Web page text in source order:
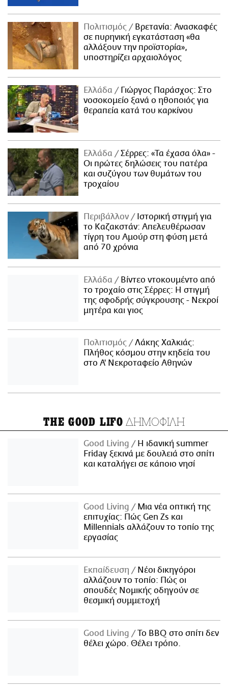
Πολιτισμός
Βρετανία: Ανασκαφές
σε πυρηνική εγκατάσταση «θα
αλλάξουν την προϊστορία»,
υποστηρίζει αρχαιολόγος
Ελλάδα
Γιώργος Παράσχος: Στο
νοσοκομείο ξανά ο ηθοποιός για
θεραπεία κατά του καρκίνου
Ελλάδα
Σέρρες: «Τα έχασα όλα» -
Οι πρώτες δηλώσεις του πατέρα
και συζύγου των θυμάτων του
τροχαίου
Περιβάλλον
Ιστορική στιγμή για
το Καζακστάν: Απελευθέρωσαν
τίγρη του Αμούρ στη φύση μετά
από 70 χρόνια
Ελλάδα
Βίντεο ντοκουμέντο από
το τροχαίο στις Σέρρες: Η στιγμή
της σφοδρής σύγκρουσης - Νεκροί
μητέρα και γιος
Πολιτισμός
Λάκης Χαλκιάς:
Πλήθος κόσμου στην κηδεία του
στο Α' Νεκροταφείο Αθηνών
THE GOOD LIFO ΔΗΜΟΦΙΛΗ
Good Living
Η ιδανική summer
Friday ξεκινά με δουλειά στο σπίτι
και καταλήγει σε κάποιο νησί
Good Living
Μια νέα οπτική της
επιτυχίας: Πώς Gen Zs και
Millennials αλλάζουν το τοπίο της
εργασίας
Εκπαίδευση
Νέοι δικηγόροι
αλλάζουν το τοπίο: Πώς οι
σπουδές Νομικής οδηγούν σε
θεσμική συμμετοχή
Good Living
Το BBQ στο σπίτι δεν
θέλει χώρο. Θέλει τρόπο.